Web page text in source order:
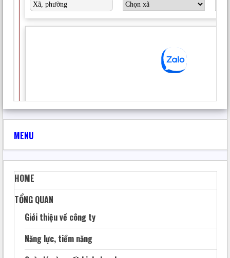
menu chính của Mapinfo như Hình 03.
Hình 03:Công cụ và truy xuất Bản đồ đất, Bản
MENU
HOME
TỔNG QUAN
Giới thiệu về công ty
Năng lực, tiềm năng